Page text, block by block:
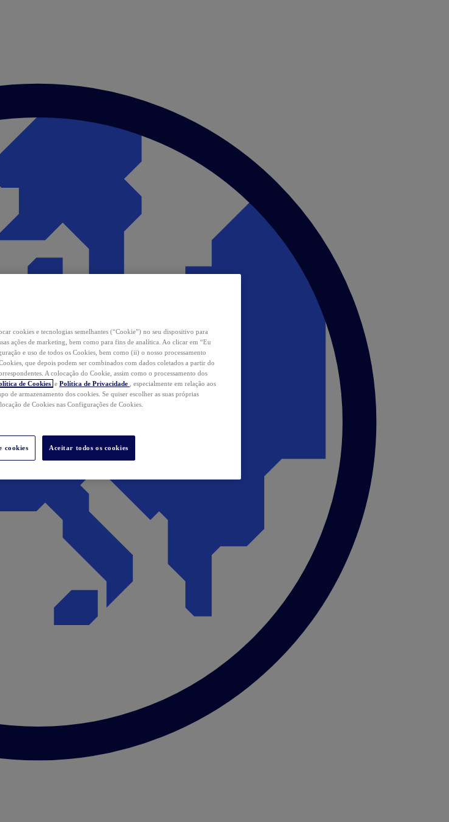
cookies e tecnologias semelhantes (“Cookie”) no seu dispositivo para
ações de marketing, bem como para fins de analítica. Ao clicar em “Eu
e uso de todos os Cookies, bem como (ii) o nosso processamento
que depois podem ser combinados com dados coletados a partir do
A colocação do Cookie, assim como o processamento dos
de Cookies e Política de Privacidade
, especialmente em relação aos
de armazenamento dos cookies. Se quiser escolher as suas próprias
de Cookies nas Configurações de Cookies.
cookies Aceitar todos os cookies